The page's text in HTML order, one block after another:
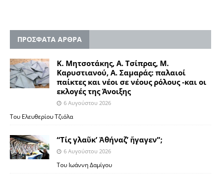
ΠΡΟΣΦΑΤΑ ΑΡΘΡΑ
Κ. Μητσοτάκης, Α. Τσίπρας, Μ.
Καρυστιανού, Α. Σαμαράς: παλαιοί
παίκτες και νέοι σε νέους ρόλους -και οι
εκλογές της Άνοιξης
6 Αυγούστου 2026
Του Ελευθερίου Τζιόλα
“Τίς γλαῦκ’ Ἀθήναζ’ ἤγαγεν”;
6 Αυγούστου 2026
Του Ιωάννη Δαμίγου